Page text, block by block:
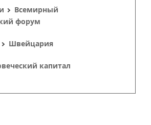
Всемирный
форум
Швейцария
капитал